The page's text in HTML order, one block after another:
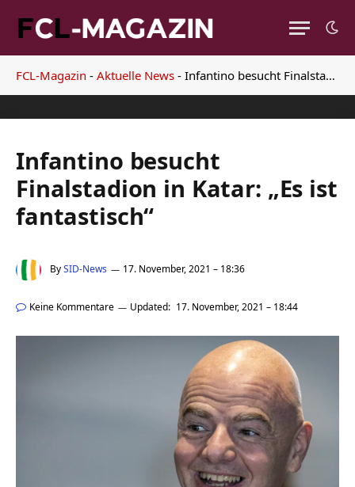
FCL-Magazin - Aktuelle News - Infantino besucht Finalstadion in Katar: „Es ist fantastisch“
Infantino besucht
Finalstadion in Katar: „Es ist
fantastisch“
BySID-News 17. November, 2021 – 18:36
Keine Kommentare Updated: 17. November, 2021 – 18:44